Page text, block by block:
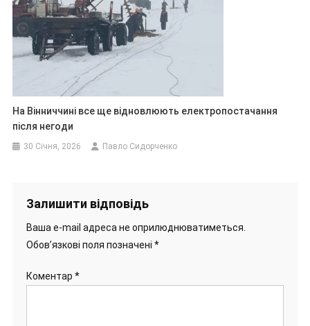
На Вінниччині все ще відновлюють електропостачання
після негоди
30 Січня, 2026 Павло Сидорченко
Залишити відповідь
Ваша e-mail адреса не оприлюднюватиметься.
Обов’язкові поля позначені *
Коментар *